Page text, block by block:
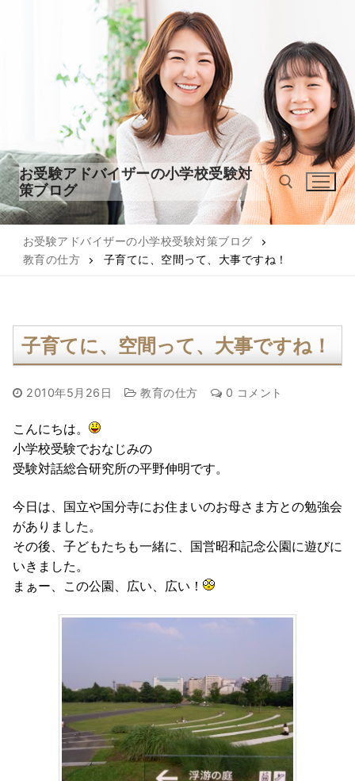
キ
ッ
プ
お受験アドバイザーの小学校受験対
策ブログ
検索:
お受験アドバイザーの小学校受験対策ブログ
教育の仕方
子育てに、空間って、大事ですね！
子育てに、空間って、大事ですね！
2010年5月26日 教育の仕方 0 コメント
こんにちは。
小学校受験でおなじみの
受験対話総合研究所の平野伸明です。
今日は、国立や国分寺にお住まいのお母さま方との勉強会
がありました。
その後、子どもたちも一緒に、国営昭和記念公園に遊びに
いきました。
まぁー、この公園、広い、広い！